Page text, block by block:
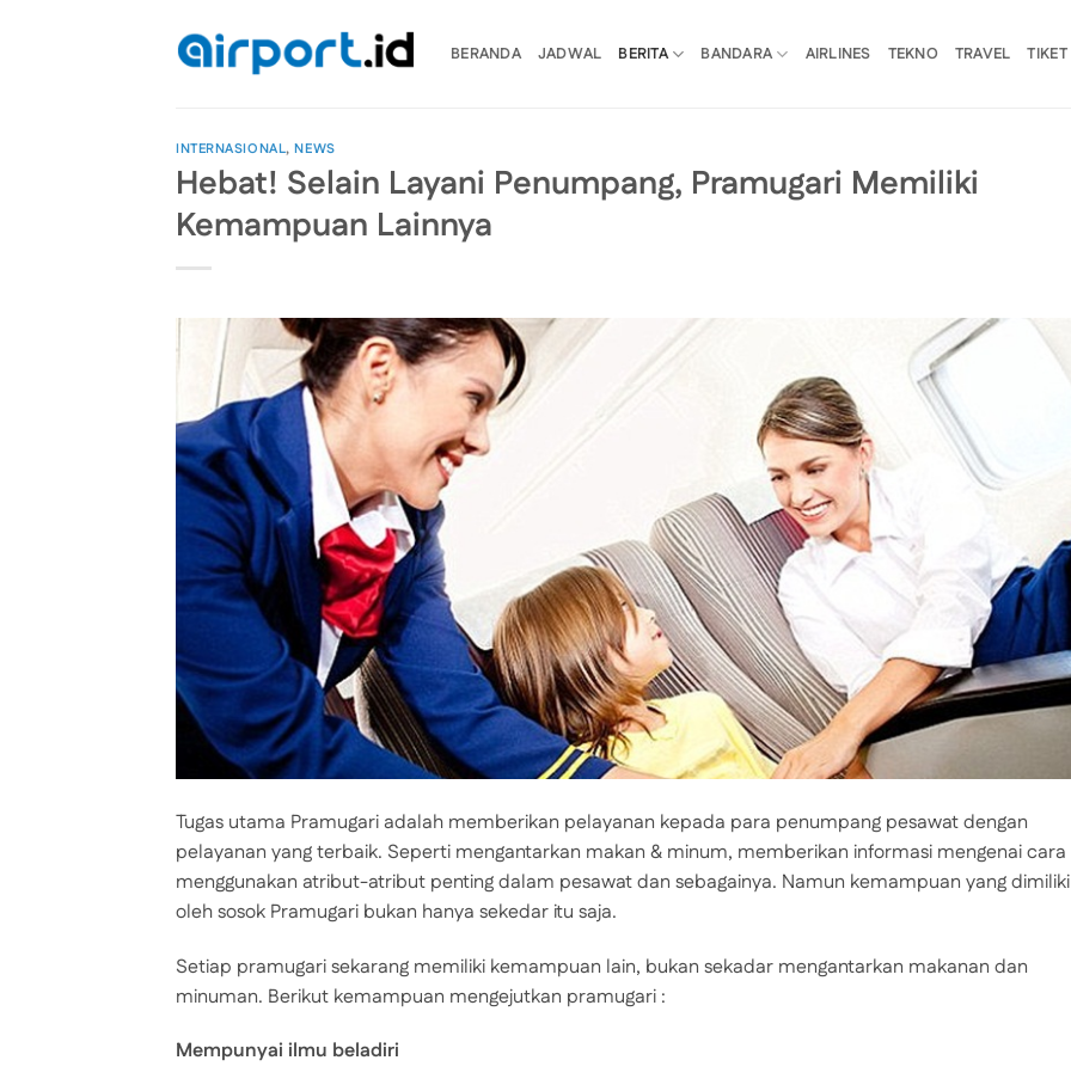
BERANDA JADWAL BERITA BANDARA AIRLINES TEKNO TRAVEL TIKET
INTERNASIONAL,NEWS
Hebat! Selain Layani Penumpang, Pramugari Memiliki
Kemampuan Lainnya
Tugas utama Pramugari adalah memberikan pelayanan kepada para penumpang pesawat dengan
pelayanan yang terbaik. Seperti mengantarkan makan & minum, memberikan informasi mengenai cara
menggunakan atribut-atribut penting dalam pesawat dan sebagainya. Namun kemampuan yang dimiliki
oleh sosok Pramugari bukan hanya sekedar itu saja.
Setiap pramugari sekarang memiliki kemampuan lain, bukan sekadar mengantarkan makanan dan
minuman. Berikut kemampuan mengejutkan pramugari :
Mempunyai ilmu beladiri